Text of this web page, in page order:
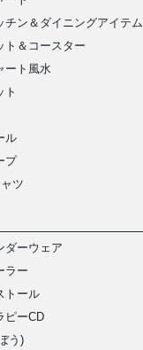
チン＆ダイニングアイテム
ト＆コースター
ート風水
ト
ル
プ
ツ
ダーウェア
ラー
トール
ピーCD
う)